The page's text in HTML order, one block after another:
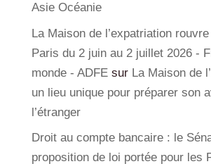
Asie Océanie
La Maison de l’expatriation
Paris du 2 juin au 2 juillet 2026 -
monde - ADFEsur La Maison de
un lieu unique pour préparer son
l’étranger
Droit au compte bancaire : le
proposition de loi portée pour les